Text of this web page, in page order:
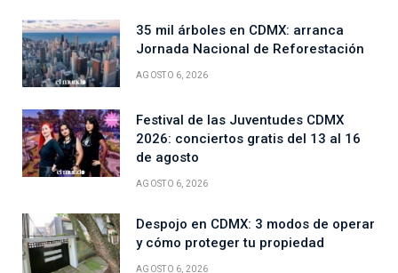
35 mil árboles en CDMX: arranca
Jornada Nacional de Reforestación
AGOSTO 6, 2026
Festival de las Juventudes CDMX
2026: conciertos gratis del 13 al 16
de agosto
AGOSTO 6, 2026
Despojo en CDMX: 3 modos de operar
y cómo proteger tu propiedad
AGOSTO 6, 2026